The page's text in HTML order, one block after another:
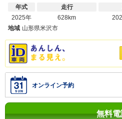
年式
2025年
走行
628km
地域 山形県米沢市
オンライン予約
無料電